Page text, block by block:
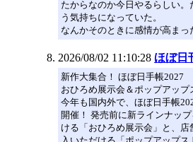
たからなのか今日やるらしい
う気持ちになっていた。
なんかそのときに感情が高ま
2026/08/02 11:10:28 ほぼ日
新作大集合！ ほぼ日手帳2027
おひろめ展示会＆ポップアップ
今年も国内外で、ほぼ日手帳
開催！ 発売前に新ラインナッ
ける「おひろめ展示会」と、